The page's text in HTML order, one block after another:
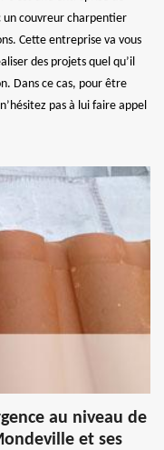
couvreur charpentier
Cette entreprise va vous
des projets quel qu’il
Dans ce cas, pour être
pas à lui faire appel
au niveau de
et ses